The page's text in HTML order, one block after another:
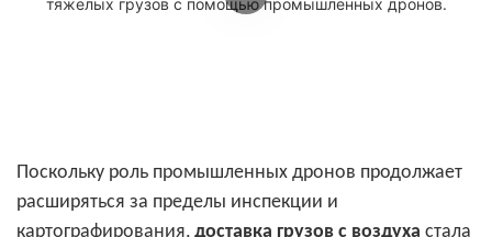
Поскольку роль промышленных дронов продолжает
расширяться за пределы инспекции и
картографирования, доставка грузов с воздуха стала